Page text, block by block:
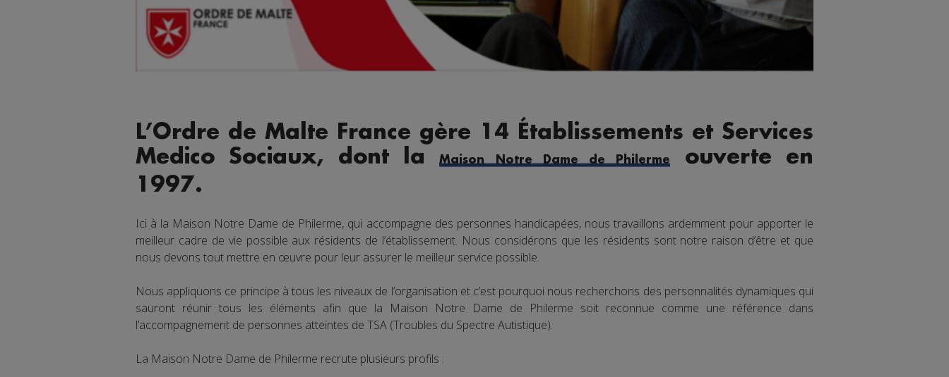
L’Ordre de Malte France gère 14 Établissements et Services
Medico Sociaux, dont laMaison Notre Dame de Philerme
ouverte en
1997.
Ici à la Maison Notre Dame de Philerme, qui accompagne des personnes handicapées, nous travaillons ardemment pour apporter le
meilleur cadre de vie possible aux résidents de l’établissement. Nous considérons que les résidents sont notre raison d’être et que
nous devons tout mettre en œuvre pour leur assurer le meilleur service possible.
Nous appliquons ce principe à tous les niveaux de l’organisation et c’est pourquoi nous recherchons des personnalités dynamiques qui
sauront réunir tous les éléments afin que la Maison Notre Dame de Philerme soit reconnue comme une référence dans
l’accompagnement de personnes atteintes de TSA (Troubles du Spectre Autistique).
La Maison Notre Dame de Philerme recrute plusieurs profils :